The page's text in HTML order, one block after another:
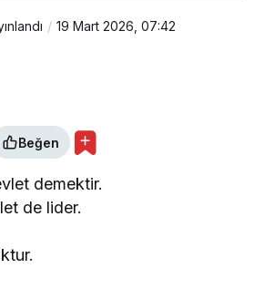
ÖLEM"
19 Mart 2026, 07:42
Beğen
demektir.
de lider.